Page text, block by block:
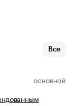
Все
ОСНОВНОЙ